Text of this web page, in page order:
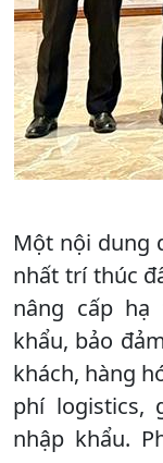
Một nội dung
nhất trí thúc
nâng cấp
khẩu, bảo
khách, hàng
phí logistics,
nhập khẩu.